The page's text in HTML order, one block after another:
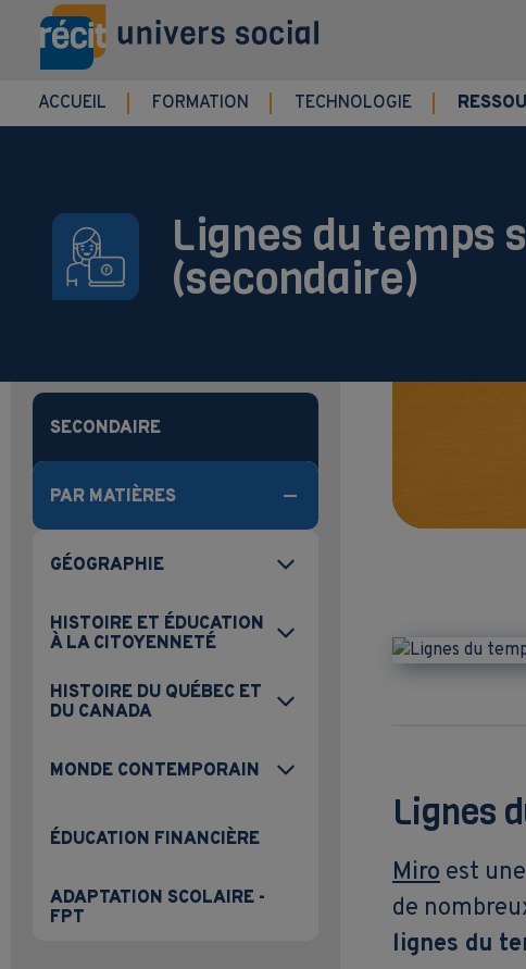
Aller au contenu principal
ACCUEIL FORMATION TECHNOLOGIE
Lignes du temps
(secondaire)
SECONDAIRE
PAR MATIÈRES
GÉOGRAPHIE
HISTOIRE ET ÉDUCATION
À LA CITOYENNETÉ
HISTOIRE DU QUÉBEC ET
DU CANADA
MONDE CONTEMPORAIN
ÉDUCATION FINANCIÈRE
ADAPTATION SCOLAIRE -
FPT
Lignes
Miro est une
de
lignes du